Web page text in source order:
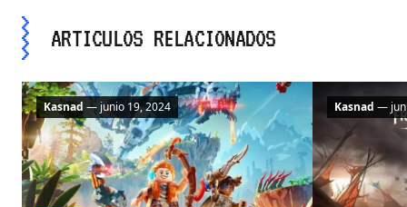
ARTICULOS RELACIONADOS
Kasnad — junio 19, 2024 Kasnad —